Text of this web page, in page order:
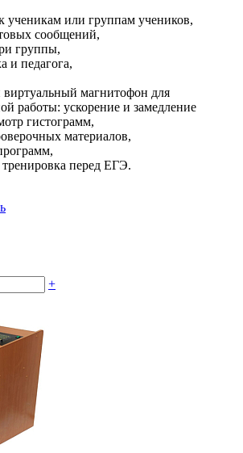
ученикам или группам учеников,
сообщений,
группы,
и педагога,
виртуальный магнитофон для
работы: ускорение и замедление
гистограмм,
материалов,
тренировка перед ЕГЭ.
+